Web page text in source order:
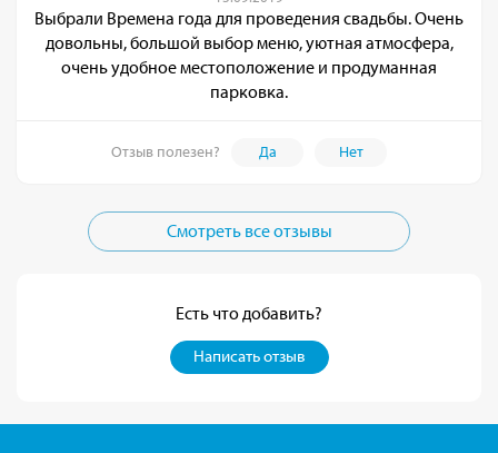
Выбрали Времена года для проведения свадьбы. Очень
довольны, большой выбор меню, уютная атмосфера,
очень удобное местоположение и продуманная
парковка.
Отзыв полезен? Да Нет
Смотреть все отзывы
Есть что добавить?
Написать отзыв